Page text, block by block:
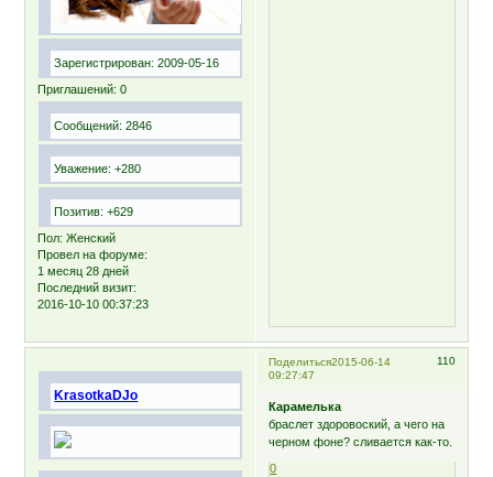
Зарегистрирован: 2009-05-16
Приглашений: 0
Сообщений: 2846
Уважение: +280
Позитив: +629
Пол: Женский
Провел на форуме:
1 месяц 28 дней
Последний визит:
2016-10-10 00:37:23
Поделиться 110
2015-06-14
09:27:47
KrasotkaDJo
Карамелька
браслет здоровоский, а чего на
черном фоне? сливается как-то.
0